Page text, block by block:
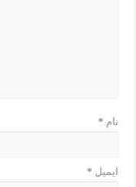
نام *
ایمیل *